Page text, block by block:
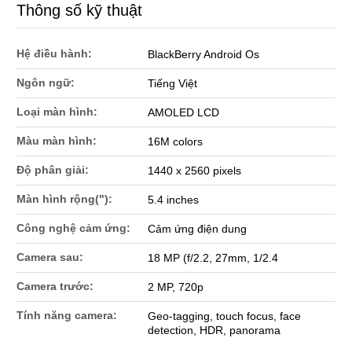
Thông số kỹ thuật
Hệ điều hành: BlackBerry Android Os
Ngôn ngữ: Tiếng Việt
Loại màn hình: AMOLED LCD
Màu màn hình: 16M colors
Độ phân giải: 1440 x 2560 pixels
Màn hình rộng("): 5.4 inches
Công nghệ cảm ứng: Cảm ứng điện dung
Camera sau: 18 MP (f/2.2, 27mm, 1/2.4
Camera trước: 2 MP, 720p
Tính năng camera:
Geo-tagging, touch focus, face
detection, HDR, panorama